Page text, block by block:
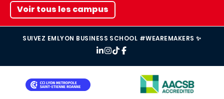
Voir tous les campus
SUIVEZ EMLYON BUSINESS SCHOOL #WEAREMAKERS ✨
IMAGE